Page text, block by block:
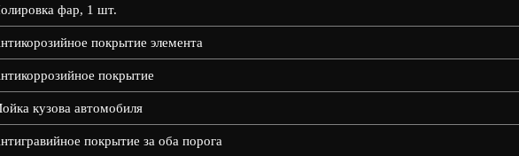
фар, 1 шт.
покрытие элемента
покрытие
кузова автомобиля
покрытие за оба порога